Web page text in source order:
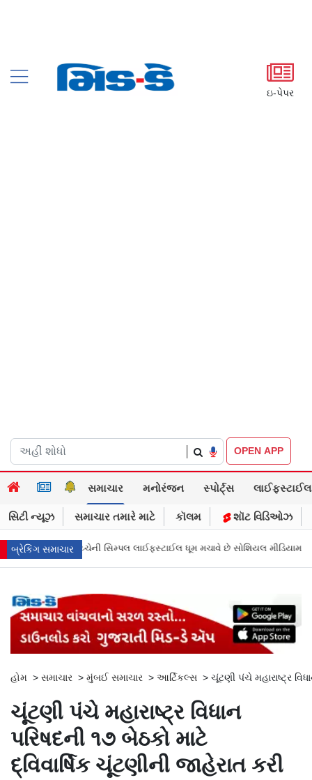
ઇ-પેપર
OPEN APP
સમાચાર મનોરંજન સ્પોર્ટ્સ લાઈફસ્ટાઈલ
સિટી ન્યૂઝ સમાચાર તમારે માટે કૉલમ શૉટ વિડિઓઝ
બ્રેકિંગ સમાચાર
ધૂમ મચાવે છે સોશિયલ મીડિયામાં માર્ક ઝુકરબર્ગે માની Metaની ભૂલ,
હોમ > સમાચાર > મુંબઈ સમાચાર > આર્ટિકલ્સ > ચૂંટણી પંચે મહારાષ્ટ્ર
ચૂંટણી પંચે મહારાષ્ટ્ર વિધાન
પરિષદની ૧૭ બેઠકો માટે
દ્વિવાર્ષિક ચૂંટણીની જાહેરાત કરી